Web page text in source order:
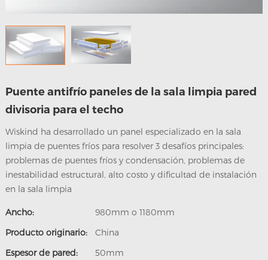
Puente antifrío paneles de la sala limpia pared
divisoria para el techo
Wiskind ha desarrollado un panel especializado en la sala
limpia de puentes fríos para resolver 3 desafíos principales:
problemas de puentes fríos y condensación, problemas de
inestabilidad estructural, alto costo y dificultad de instalación
en la sala limpia
Ancho:
980mm o 1180mm
Producto originario:
China
Espesor de pared:
50mm